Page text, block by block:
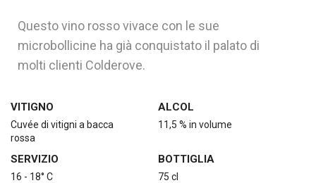
Questo vino rosso vivace con le sue
microbollicine ha già conquistato il palato di
molti clienti Colderove.
VITIGNO
Cuvée di vitigni a bacca
rossa
ALCOL
11,5 % in volume
SERVIZIO
16 - 18° C
BOTTIGLIA
75 cl